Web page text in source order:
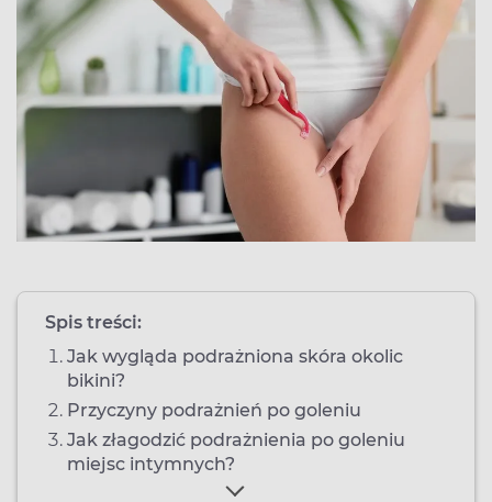
Spis treści:
Jak wygląda podrażniona skóra okolic
bikini?
Przyczyny podrażnień po goleniu
Jak złagodzić podrażnienia po goleniu
miejsc intymnych?